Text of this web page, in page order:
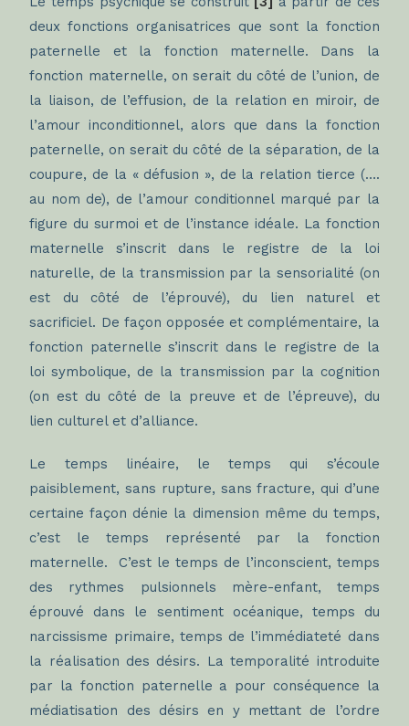
deux fonctions organisatrices que sont la fonction
paternelle et la fonction maternelle. Dans la
fonction maternelle, on serait du côté de l’union, de
la liaison, de l’effusion, de la relation en miroir, de
l’amour inconditionnel, alors que dans la fonction
paternelle, on serait du côté de la séparation, de la
coupure, de la « défusion », de la relation tierce (….
au nom de), de l’amour conditionnel marqué par la
figure du surmoi et de l’instance idéale. La fonction
maternelle s’inscrit dans le registre de la loi
naturelle, de la transmission par la sensorialité (on
est du côté de l’éprouvé), du lien naturel et
sacrificiel. De façon opposée et complémentaire, la
fonction paternelle s’inscrit dans le registre de la
loi symbolique, de la transmission par la cognition
(on est du côté de la preuve et de l’épreuve), du
lien culturel et d’alliance.
Le temps linéaire, le temps qui s’écoule
paisiblement, sans rupture, sans fracture, qui d’une
certaine façon dénie la dimension même du temps,
c’est le temps représenté par la fonction
maternelle. C’est le temps de l’inconscient, temps
des rythmes pulsionnels mère-enfant, temps
éprouvé dans le sentiment océanique, temps du
narcissisme primaire, temps de l’immédiateté dans
la réalisation des désirs. La temporalité introduite
par la fonction paternelle a pour conséquence la
médiatisation des désirs en y mettant de l’ordre